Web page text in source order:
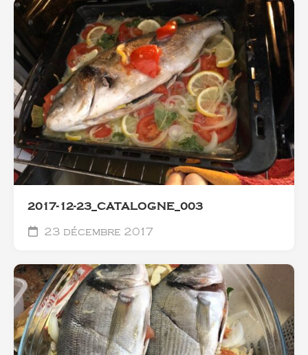
2017-12-23_CATALOGNE_003
23 décembre 2017